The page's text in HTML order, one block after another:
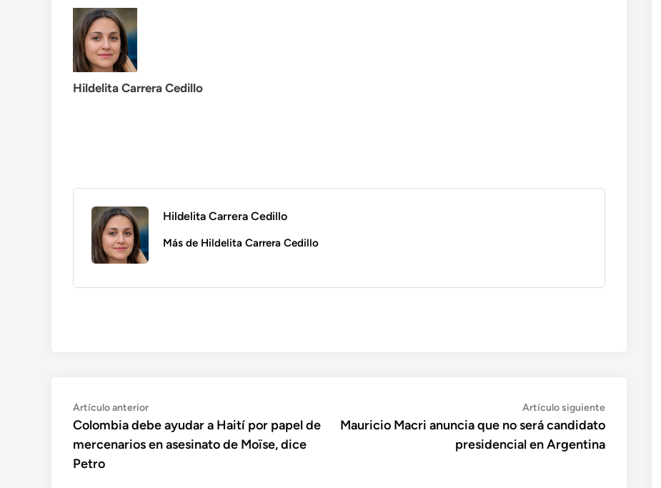
Hildelita Carrera Cedillo
Hildelita Carrera Cedillo
Más de Hildelita Carrera Cedillo
Navegación
de
entradas
Artículo anteriorArtículo
anterior:
Colombia debe ayudar a Haití por papel de
mercenarios en asesinato de Moïse, dice
Petro
Artículo siguienteArtículo
siguiente:
Mauricio Macri anuncia que no será candidato
presidencial en Argentina